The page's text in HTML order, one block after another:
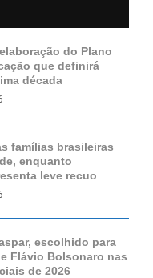
do Plano
que definirá
década
famílias brasileiras
enquanto
leve recuo
escolhido para
Flávio Bolsonaro nas
de 2026